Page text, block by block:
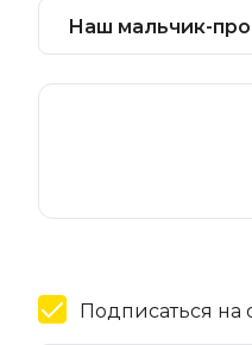
Подписаться на